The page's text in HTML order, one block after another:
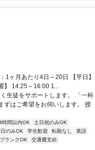
1ヶ月あたり4日～20日 【平日】
】 14:25～16:00 1...
生徒をサポートします。 「一科
ずはご希望をお伺いします。 授
時間以内OK
土日祝のみOK
のみOK 学生歓迎 転勤なし
英語
ブランクOK 交通費支給